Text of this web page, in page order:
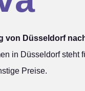
von Düsseldorf
in Düsseldorf steht
Preise.